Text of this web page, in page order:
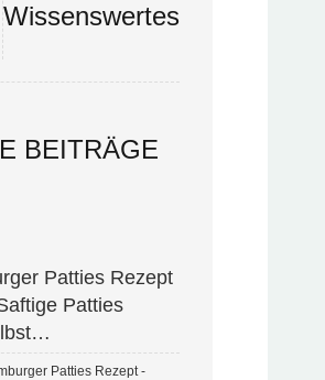
Wissenswertes
BEITRÄGE
Patties Rezept
Patties
Patties Rezept -